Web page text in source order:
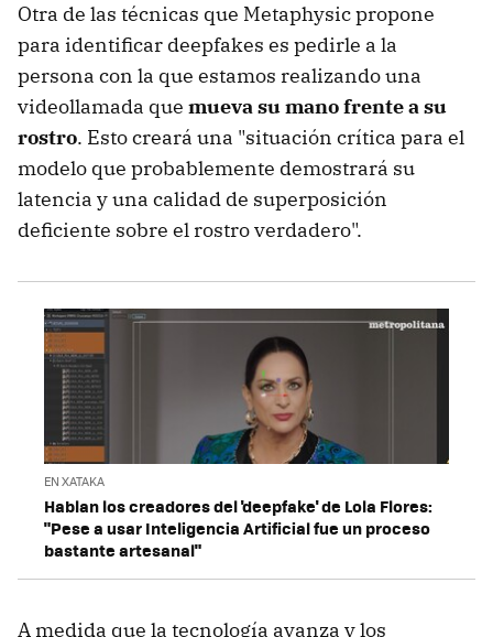
Otra de las técnicas que Metaphysic propone
para identificar deepfakes es pedirle a la
persona con la que estamos realizando una
videollamada que mueva su mano frente a su
rostro. Esto creará una "situación crítica para el
modelo que probablemente demostrará su
latencia y una calidad de superposición
deficiente sobre el rostro verdadero".
EN XATAKA
Hablan los creadores del 'deepfake' de Lola Flores:
"Pese a usar Inteligencia Artificial fue un proceso
bastante artesanal"
A medida que la tecnología avanza y los